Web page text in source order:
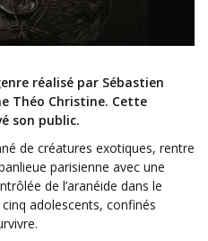
réalisé par Sébastien
Théo Christine. Cette
son public.
de créatures exotiques, rentre
parisienne avec une
de l’aranéide dans le
adolescents, confinés